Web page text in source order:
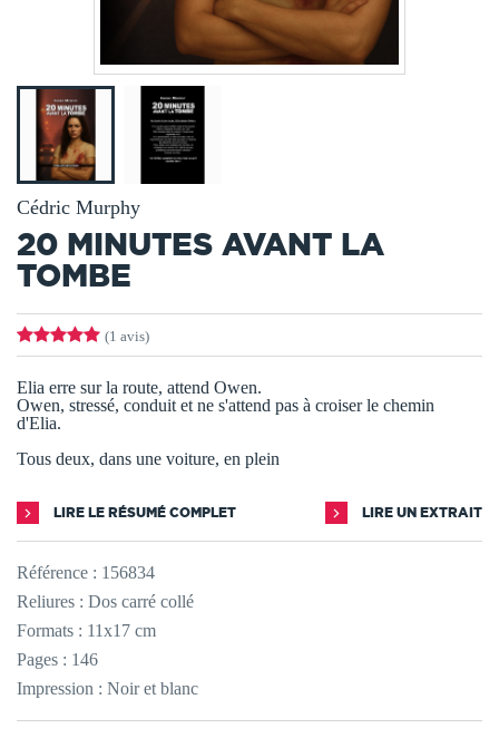
Cédric Murphy
20 MINUTES AVANT LA
TOMBE
(1 avis)
Elia erre sur la route, attend Owen.
Owen, stressé, conduit et ne s'attend pas à croiser le chemin
d'Elia.
Tous deux, dans une voiture, en plein
LIRE LE RÉSUMÉ COMPLET LIRE UN EXTRAIT
Référence : 156834
Reliures : Dos carré collé
Formats : 11x17 cm
Pages : 146
Impression : Noir et blanc